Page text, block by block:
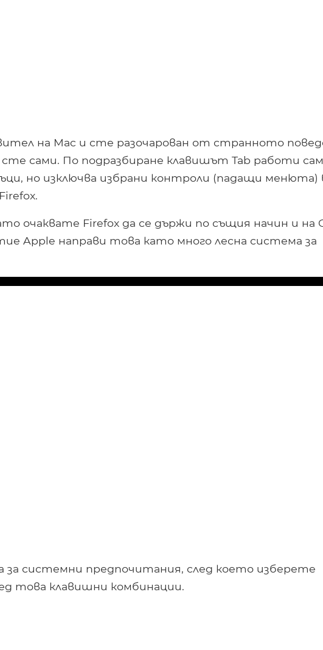
на Mac и сте разочарован от странното
сами. По подразбиране клавишът Tab работи
но изключва избрани контроли (падащи менюта)
очаквате Firefox да се държи по същия начин и на
Apple направи това като много лесна система за
системни предпочитания, след което изберете
това клавишни комбинации.